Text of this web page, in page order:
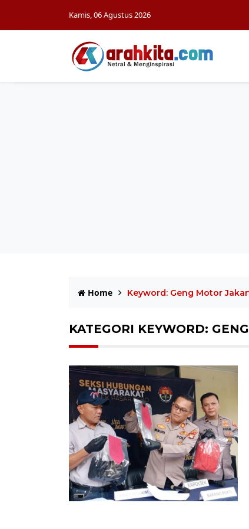
Kamis, 06 Agustus 2026
Home Keyword: Geng Motor
KATEGORI KEYWORD: